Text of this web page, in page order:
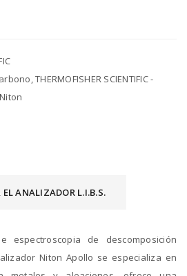
,THERMOFISHER SCIENTIFIC -
ANALIZADOR L.I.B.S.
espectroscopia de descomposición
Niton Apollo se especializa en